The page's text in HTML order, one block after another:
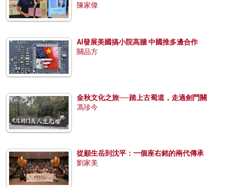
陳家偉
AI發展美國搞小院高牆 中國推多邊合作
關品方
金秋文化之旅──踏上古蜀道，走過劍門關
馮珍今
從顧生岳到沈平：一個座右銘的兩代傳承
劉家美